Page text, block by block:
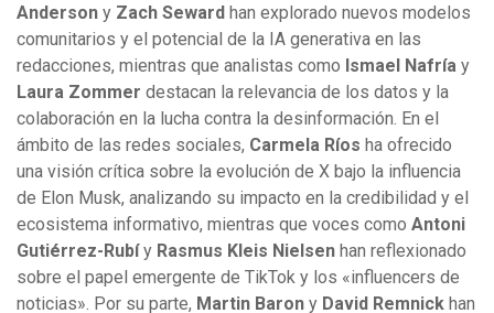
Anderson y Zach Seward han explorado nuevos modelos
comunitarios y el potencial de la IA generativa en las
redacciones, mientras que analistas como Ismael Nafría y
Laura Zommer destacan la relevancia de los datos y la
colaboración en la lucha contra la desinformación. En el
ámbito de las redes sociales, Carmela Ríos ha ofrecido
una visión crítica sobre la evolución de X bajo la influencia
de Elon Musk, analizando su impacto en la credibilidad y el
ecosistema informativo, mientras que voces como Antoni
Gutiérrez-Rubíy Rasmus Kleis Nielsen han reflexionado
sobre el papel emergente de TikTok y los «influencers de
noticias». Por su parte, Martin Baron y David Remnick han